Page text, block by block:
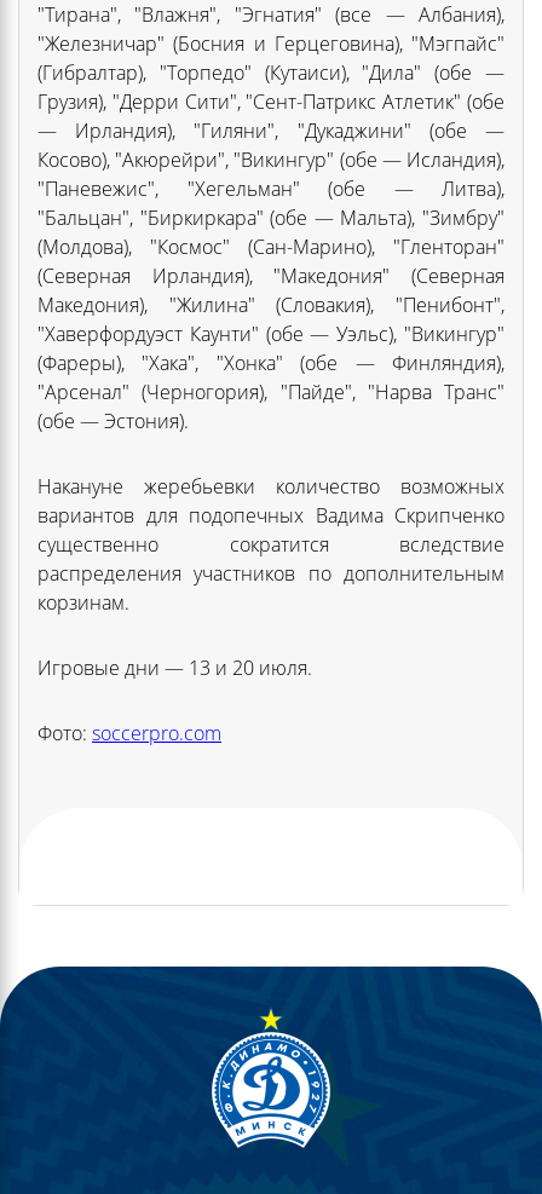
"Тирана", "Влажня", "Эгнатия" (все — Албания),
"Железничар" (Босния и Герцеговина), "Мэгпайс"
(Гибралтар), "Торпедо" (Кутаиси), "Дила" (обе —
Грузия), "Дерри Сити", "Сент-Патрикс Атлетик" (обе
— Ирландия), "Гиляни", "Дукаджини" (обе —
Косово), "Акюрейри", "Викингур" (обе — Исландия),
"Паневежис", "Хегельман" (обе — Литва),
"Бальцан", "Биркиркара" (обе — Мальта), "Зимбру"
(Молдова), "Космос" (Сан-Марино), "Гленторан"
(Северная Ирландия), "Македония" (Северная
Македония), "Жилина" (Словакия), "Пенибонт",
"Хаверфордуэст Каунти" (обе — Уэльс), "Викингур"
(Фареры), "Хака", "Хонка" (обе — Финляндия),
"Арсенал" (Черногория), "Пайде", "Нарва Транс"
(обе — Эстония).
Накануне жеребьевки количество возможных
вариантов для подопечных Вадима Скрипченко
существенно сократится вследствие
распределения участников по дополнительным
корзинам.
Игровые дни — 13 и 20 июля.
Фото: soccerpro.com